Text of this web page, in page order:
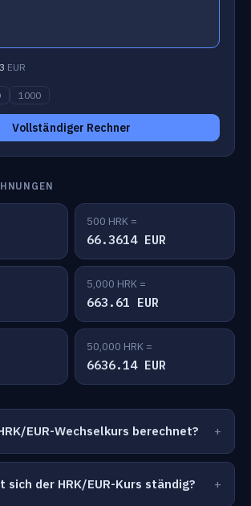
EUR
1000
Vollständiger Rechner
500 HRK =
66.3614 EUR
5,000 HRK =
663.61 EUR
50,000 HRK =
6636.14 EUR
EUR-Wechselkurs berechnet?
sich der HRK/EUR-Kurs ständig?